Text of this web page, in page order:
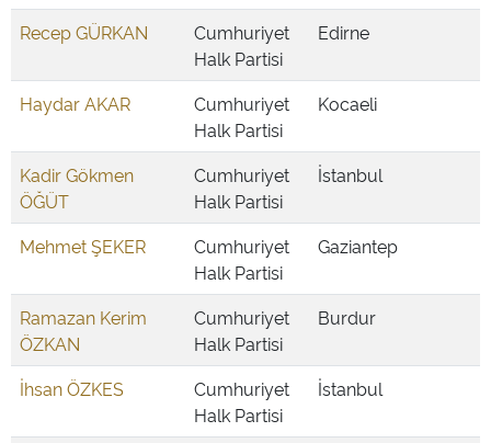
Recep GÜRKAN
Cumhuriyet
Halk Partisi
Edirne
Haydar AKAR
Cumhuriyet
Halk Partisi
Kocaeli
Kadir Gökmen
ÖĞÜT
Cumhuriyet
Halk Partisi
İstanbul
Mehmet ŞEKER
Cumhuriyet
Halk Partisi
Gaziantep
Ramazan Kerim
ÖZKAN
Cumhuriyet
Halk Partisi
Burdur
İhsan ÖZKES
Cumhuriyet
Halk Partisi
İstanbul